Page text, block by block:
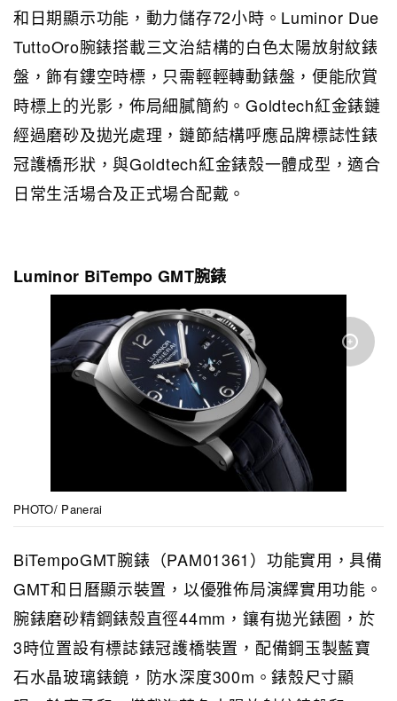
和日期顯示功能，動力儲存72小時。Luminor Due
TuttoOro腕錶搭載三文治結構的白色太陽放射紋錶
盤，飾有鏤空時標，只需輕輕轉動錶盤，便能欣賞
時標上的光影，佈局細膩簡約。Goldtech紅金錶鏈
經過磨砂及拋光處理，鏈節結構呼應品牌標誌性錶
冠護橋形狀，與Goldtech紅金錶殼一體成型，適合
日常生活場合及正式場合配戴。
Luminor BiTempo GMT腕錶
PHOTO/ Panerai
BiTempoGMT腕錶（PAM01361）功能實用，具備
GMT和日曆顯示裝置，以優雅佈局演繹實用功能。
腕錶磨砂精鋼錶殼直徑44mm，鑲有拋光錶圈，於
3時位置設有標誌錶冠護橋裝置，配備鋼玉製藍寶
石水晶玻璃錶鏡，防水深度300m。錶殼尺寸顯